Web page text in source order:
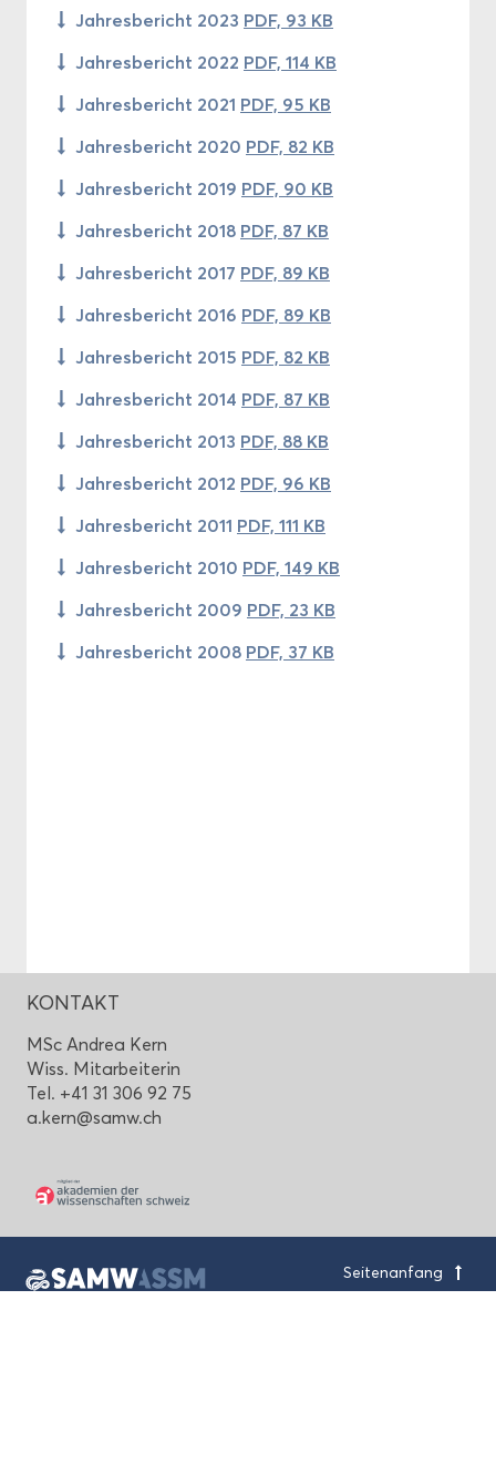
Jah­res­be­richt 2023 PDF, 93 KB
Jah­res­be­richt 2022 PDF, 114 KB
Jah­res­be­richt 2021 PDF, 95 KB
Jah­res­be­richt 2020 PDF, 82 KB
Jah­res­be­richt 2019 PDF, 90 KB
Jah­res­be­richt 2018 PDF, 87 KB
Jah­res­be­richt 2017 PDF, 89 KB
Jah­res­be­richt 2016 PDF, 89 KB
Jah­res­be­richt 2015 PDF, 82 KB
Jah­res­be­richt 2014 PDF, 87 KB
Jah­res­be­richt 2013 PDF, 88 KB
Jah­res­be­richt 2012 PDF, 96 KB
Jah­res­be­richt 2011 PDF, 111 KB
Jah­res­be­richt 2010 PDF, 149 KB
Jah­res­be­richt 2009 PDF, 23 KB
Jah­res­be­richt 2008 PDF, 37 KB
KON­TAKT
MSc An­drea Kern
Wiss. Mit­ar­bei­te­rin
Tel. +41 31 306 92 75
a.kern@samw.ch
Sei­ten­an­fang